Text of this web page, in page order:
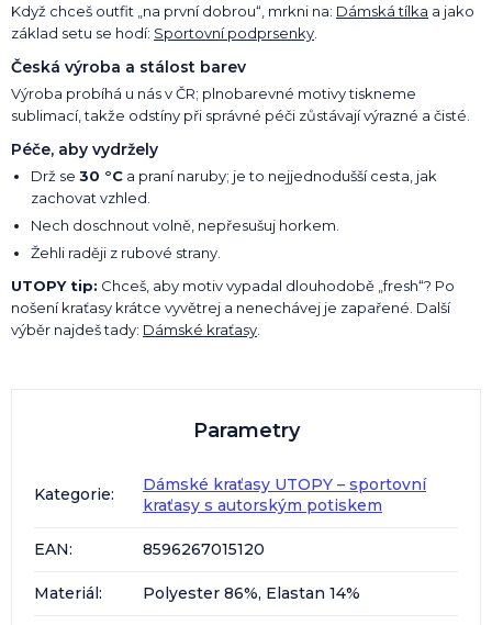
Když chceš outfit „na první dobrou“, mrkni na: Dámská tílka a jako
základ setu se hodí: Sportovní podprsenky
Česká výroba a stálost barev
Výroba probíhá u nás v ČR; plnobarevné motivy tiskneme
sublimací, takže odstíny při správné péči zůstávají výrazné a čisté.
Péče, aby vydržely
Drž se 30 °C a praní naruby; je to nejjednodušší cesta, jak
zachovat vzhled.
Nech doschnout volně, nepřesušuj horkem.
Žehli raději z rubové strany.
UTOPY tip: Chceš, aby motiv vypadal dlouhodobě „fresh“? Po
nošení kraťasy krátce vyvětrej a nenechávej je zapařené. Další
výběr najdeš tady: Dámské kraťasy
Parametry
Kategorie:
Dámské kraťasy UTOPY – sportovní
kraťasy s autorským potiskem
EAN: 8596267015120
Materiál: Polyester 86%, Elastan 14%